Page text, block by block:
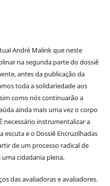
André Malink que neste
na segunda parte do dossiê
antes da publicação da
toda a solidariedade aos
como nós continuarão a
ainda mais uma vez o corpo
necessário instrumentalizar a
escuta e o Dossiê Encruzilhadas
de um processo radical de
cidadania plena.
das avaliadoras e avaliadores.